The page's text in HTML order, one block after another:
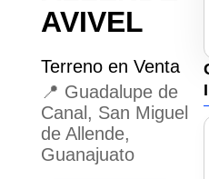
AVIVEL
Terreno en Venta
📍 Guadalupe de
Canal, San Miguel
de Allende,
Guanajuato